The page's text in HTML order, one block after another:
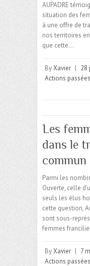
AUPADRE
situation des
à une offre de
nos territoires
que cette…
ByXavier | 28
Actions passées
Les
dans le
commun
Parmi les
Ouverte, celle
seuls les élus
cette question,
sont sous-
femmes
ByXavier | 7
Actions passées